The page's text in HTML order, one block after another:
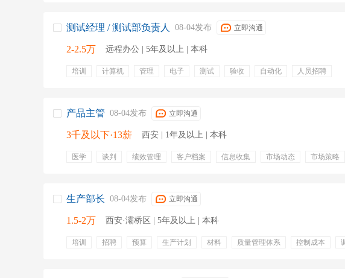
测试经理 / 测试部负责人 08-04发布 立即沟通
2-2.5万 远程办公 | 5年及以上 | 本科
培训 计算机 管理 电子 测试 验收 自动化
人员招聘
产品主管 08-04发布 立即沟通
3千及以下·13薪 西安 | 1年及以上 | 本科
医学 谈判 绩效管理 客户档案 信息收集 市场动态
市场策略
生产部长 08-04发布 立即沟通
1.5-2万 西安·灞桥区 | 5年及以上 | 本科
培训 招聘 预算 生产计划 材料 质量管理体系 控制成本